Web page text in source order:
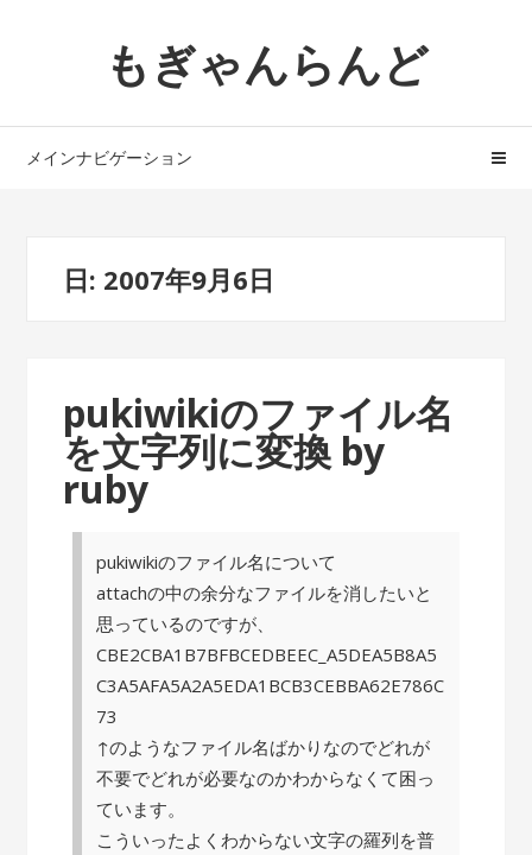
ョ
へ
もぎゃんらんど
メインナビゲーション
日: 2007年9月6日
pukiwikiのファイル名
を文字列に変換 by
ruby
pukiwikiのファイル名について
attachの中の余分なファイルを消したいと
思っているのですが、
CBE2CBA1B7BFBCEDBEEC_A5DEA5B8A5
C3A5AFA5A2A5EDA1BCB3CEBBA62E786C
73
↑のようなファイル名ばかりなのでどれが
不要でどれが必要なのかわからなくて困っ
ています。
こういったよくわからない文字の羅列を普